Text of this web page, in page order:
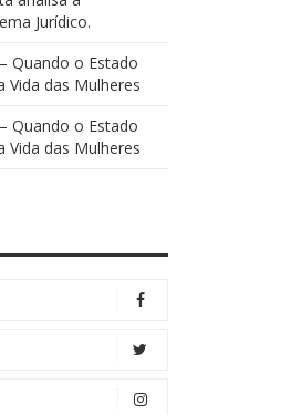
Jurídico.
Quando o Estado
Vida das Mulheres
Quando o Estado
Vida das Mulheres